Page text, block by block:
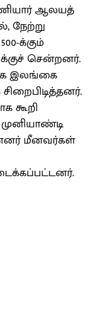
ஆலயத்
நேற்று
க்கும்
சென்றனர்.
இலங்கை
கூறி
மீனவர்கள்